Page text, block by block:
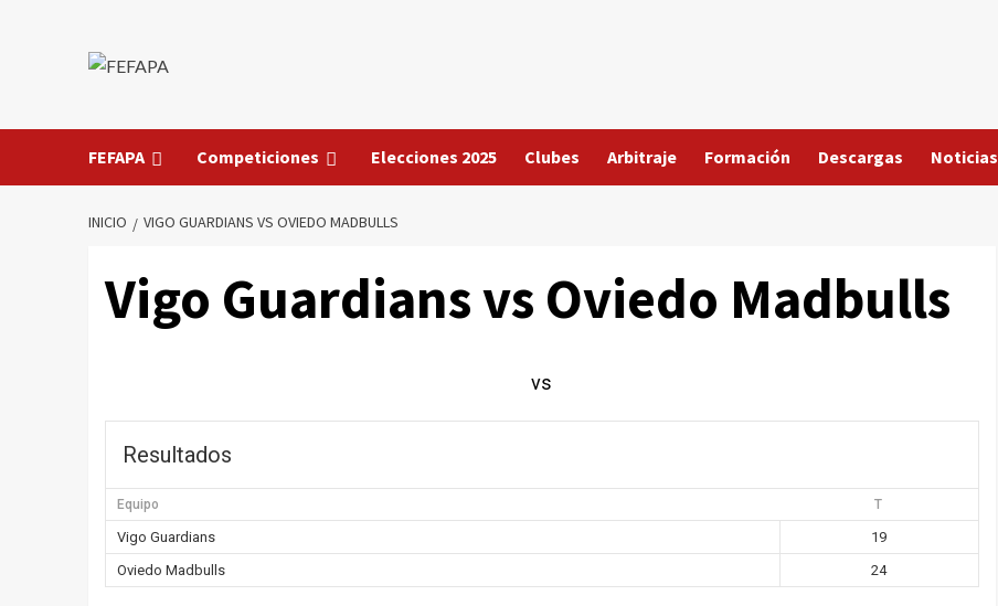
FEFAPA Competiciones Elecciones 2025 Clubes Arbitraje Formación Descargas Noticias
INICIO VIGO GUARDIANS VS OVIEDO MADBULLS
Vigo Guardians vs Oviedo Madbulls
vs
Resultados
Equipo T
Vigo Guardians
19
Oviedo Madbulls
24